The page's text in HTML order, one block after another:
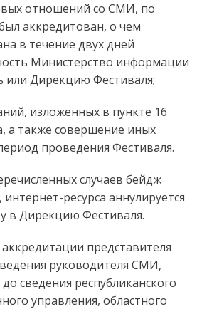
отношений со СМИ, по
аккредитован, о чем
в течение двух дней
Министерство информации
или Дирекцию Фестиваля;
изложенных в пункте 16
а также совершение иных
проведения Фестиваля.
случаев бейдж
ресурса аннулируется
в Дирекцию Фестиваля.
представителя
руководителя СМИ,
сведения республиканского
управления, областного